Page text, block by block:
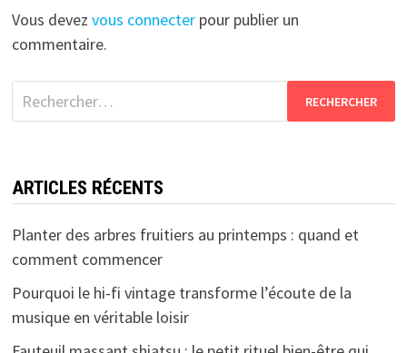
Vous devez vous connecterpour publier un
commentaire.
Rechercher :
ARTICLES RÉCENTS
Planter des arbres fruitiers au printemps : quand et
comment commencer
Pourquoi le hi-fi vintage transforme l’écoute de la
musique en véritable loisir